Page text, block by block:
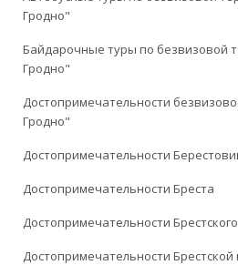
Гродно"
Байдарочные туры по безвизовой
Гродно"
Достопримечательности
Гродно"
Достопримечательности
Достопримечательности Бреста
Достопримечательности
Достопримечательности Брестской